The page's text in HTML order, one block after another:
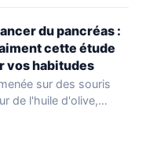
du pancréas :
cette étude
vos habitudes
sur des souris
de l'huile d'olive,…